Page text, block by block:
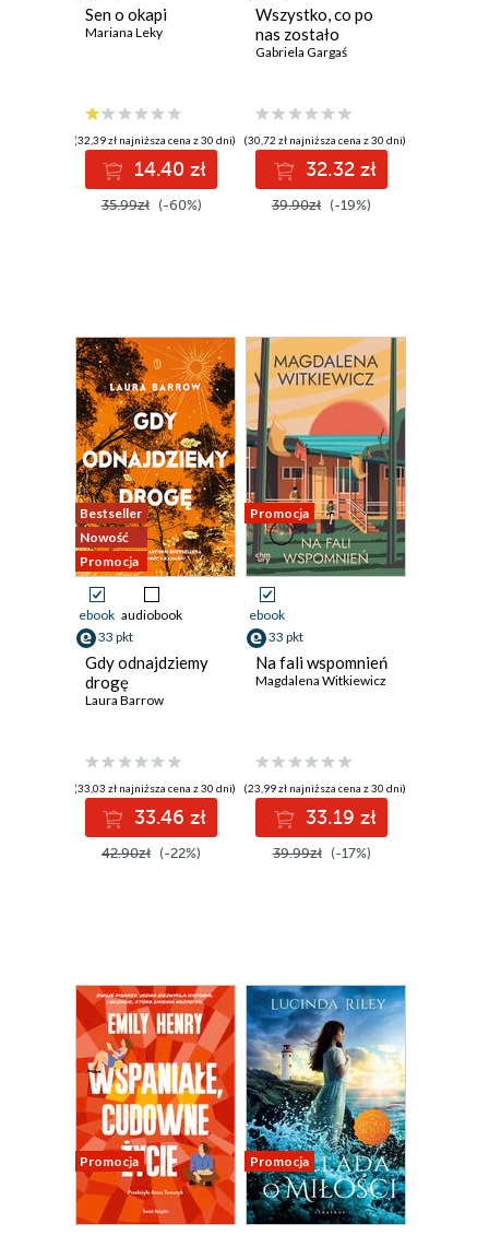
Sen o okapi
Mariana Leky
(32,39 zł najniższa cena z 30 dni)
14.40 zł
35.99zł (-60%)
Wszystko, co po
nas zostało
Gabriela Gargaś
(30,72 zł najniższa cena z 30 dni)
32.32 zł
39.90zł (-19%)
Bestseller
Nowość
Promocja
ebook audiobook
33 pkt
Gdy odnajdziemy
drogę
Laura Barrow
(33,03 zł najniższa cena z 30 dni)
33.46 zł
42.90zł (-22%)
Promocja
ebook
33 pkt
Na fali wspomnień
Magdalena Witkiewicz
(23,99 zł najniższa cena z 30 dni)
33.19 zł
39.99zł (-17%)
Promocja Promocja